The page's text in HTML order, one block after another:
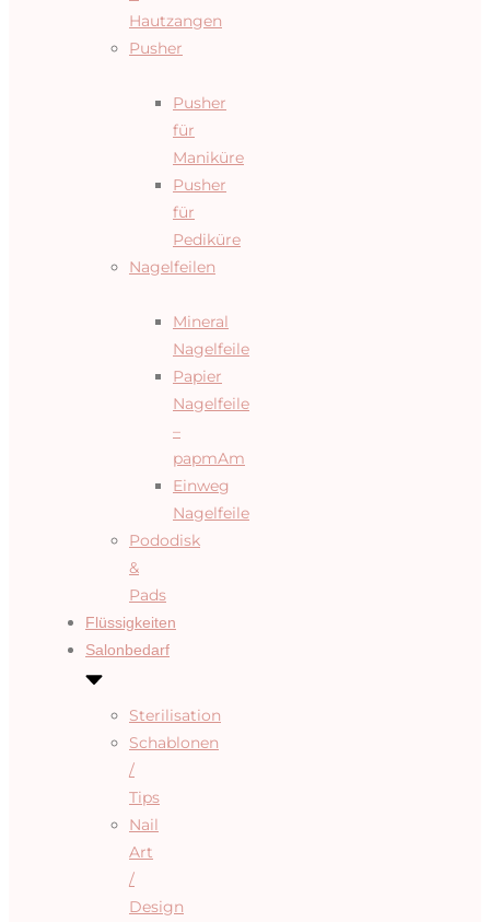
Hautzangen
Pusher
Pusher
für
Maniküre
Pusher
für
Pediküre
Nagelfeilen
Mineral
Nagelfeile
Papier
Nagelfeile
–
papmAm
Einweg
Nagelfeile
Pododisk
&
Pads
Flüssigkeiten
Salonbedarf
Sterilisation
Schablonen
/
Tips
Nail
Art
/
Design